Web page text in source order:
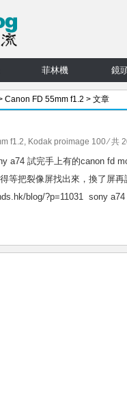
菲林機 鏡
Canon FD 55mm f1.2 > 文章
f1.2, Kodak proimage 100⁄ 共
a74 試完手上有的canon fd
等把裂像屏找出來，換了屏
blog/?p=11031 sony